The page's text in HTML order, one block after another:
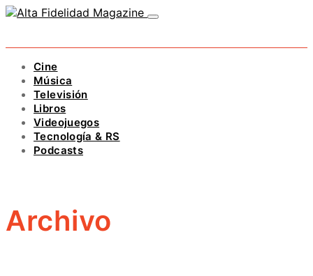
Cine
Música
Televisión
Libros
Videojuegos
Tecnología & RS
Podcasts
Archivo